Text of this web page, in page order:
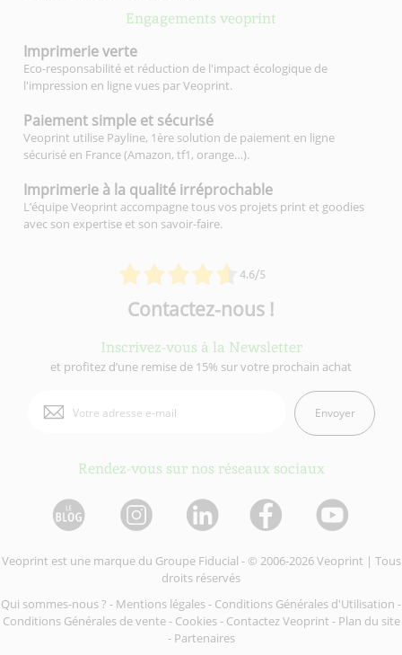
Engagements veoprint
4.6/5
Imprimerieverte
Eco-responsabilité et réduction de l'impact écologique de
l'impression en ligne vues par Veoprint.
Paiement simple et sécurisé
Veoprint utilise Payline, 1ère solution de paiement en ligne
sécurisé en France (Amazon, tf1, orange…).
Imprimerie à la qualité irréprochable
L’équipe Veoprint accompagne tous vos projets print et goodies
avec son expertise et son savoir-faire.
Contactez-nous !
Inscrivez-vous à la Newsletter
et profitez d’une remise de 15% sur votre prochain achat
Envoyer
Rendez-vous sur nos réseaux sociaux
Veoprint est une marque du Groupe Fiducial - © 2006-2026 Veoprint | Tous
droits réservés
Qui sommes-nous ? - Mentions légales- Conditions Générales d'Utilisation -
Conditions Générales de vente- Cookies- Contactez Veoprint - Plan du site
- Partenaires